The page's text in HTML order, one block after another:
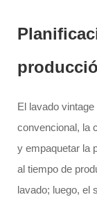
El lavado
convencional, la
y empaquetar la
al tiempo de
lavado; luego, el